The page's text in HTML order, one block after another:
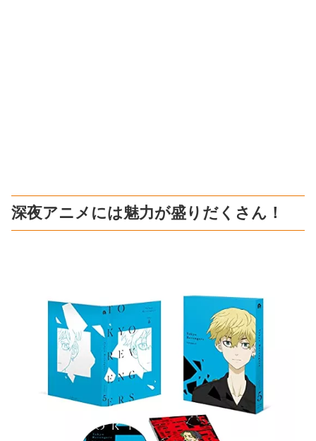
深夜アニメには魅力が盛りだくさん！